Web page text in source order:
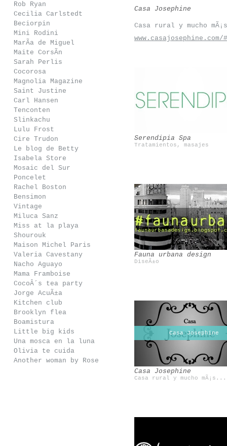
Rob Ryan
Cecilia Carlstedt
Beciorpin
Mini Rodini
MarÃ­a de Miguel
Maite CorsÃ­n
Sarah Perlis
Cocorosa
Magnolia Magazine
Saint Justine
Carl Hansen
Tenconten
Slinkachu
Lulu Frost
Cire Trudon
Le blog de Betty
Isabela Store
Mosaic del Sur
Poncelet
Rachel Boston
Bensimon
Vintage
Miluca Sanz
Miss at la playa
Shourouk
Maison Michel Paris
Valeria Cavestany
Nacho Aguayo
Mama Framboise
CocoÂ´s tea party
Jorge AcuÃ±a
Kitchen club
Brooklyn flea
Boamistura
Little big kids
Una mosca en la luna
Olivia te cuida
Another woman by Rose
Casa Josephine
Casa rural y mucho
Serendipia Spa
Tratamientos, masajes
Snedkerstudio Casilda Y Jimena
Fauna urbana design
DiseÃ±o
Bobo choses
Casa Josephine
Casa Josephine
Casa rural y mucho mÃ¡s...
Eugenio Recuenco Filandon